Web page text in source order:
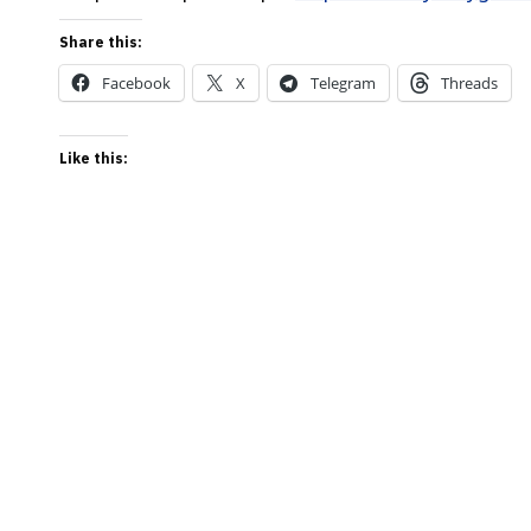
Share this:
Facebook X Telegram Threads
Like this: